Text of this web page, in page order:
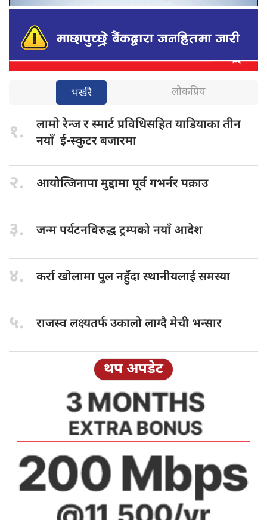
भर्खरै लोकप्रिय
१. लामो रेन्जर स्मार्ट प्रविधिसहित याडियाका तीन
नयाँ ई-स्कुटर बजारमा
२. आयोत्जिनापा मुद्दामापूर्व गभर्नर पक्राउ
३. जन्म पर्यटनविरुद्धट्रम्पको नयाँ आदेश
४. कर्रा खोलामापुल नहुँदा स्थानीयलाई समस्या
५. राजस्व लक्ष्यतर्फउकालो लाग्दै मेची भन्सार
थप अपडेट